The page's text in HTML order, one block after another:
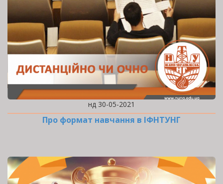
нд 30-05-2021
Про формат навчання в ІФНТУНГ